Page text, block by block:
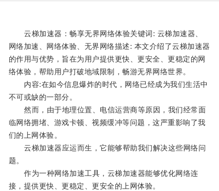
云梯加速器：畅享无界网络体验关键词: 云梯加速器、
网络加速、网络体验、无界网络描述: 本文介绍了云梯加速器
的作用与优势，旨在为用户提供更快、更安全、更稳定的网
络体验，帮助用户打破地域限制，畅游无界网络世界。
内容:在如今信息爆炸的时代，网络已经成为我们生活中
不可或缺的一部分。
然而，由于地理位置、电信运营商等原因，我们经常面
临网络拥堵、游戏卡顿、视频缓冲等问题，这严重影响了我
们的上网体验。
云梯加速器应运而生，它能够帮助我们解决这些网络问
题。
作为一种网络加速工具，云梯加速器能够优化网络连
接，提供更快、更稳定、更安全的上网体验。